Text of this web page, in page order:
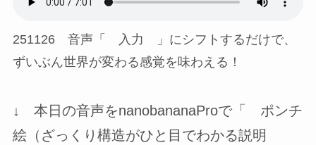
251126 音声「 入力 」にシフトするだけで、
ずいぶん世界が変わる感覚を味わえる！
↓ 本日の音声をnanobananaProで「 ポンチ
絵（ざっくり構造がひと目でわかる説明